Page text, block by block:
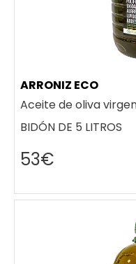
ARRONIZ ECO
Aceite de oliva
BIDÓN DE 5 LITROS
53€